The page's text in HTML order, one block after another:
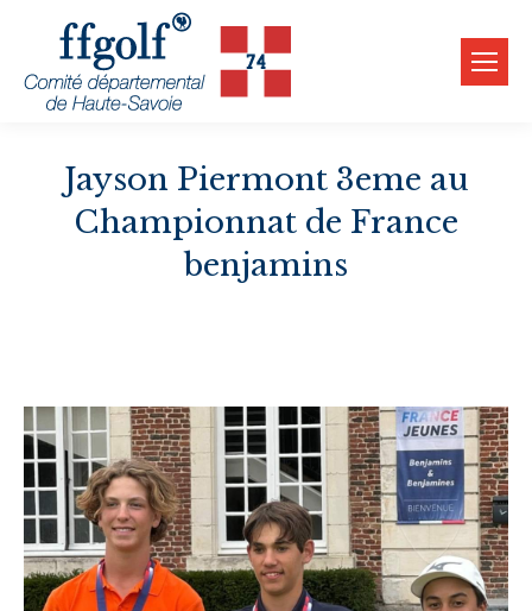
Jayson Piermont 3eme au
Championnat de France
benjamins